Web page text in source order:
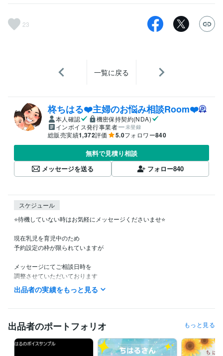
23
一覧に戻る
柊ちはる❤️主婦のお悩み相談Room❤️
本人確認
機密保持契約(NDA)
インボイス発行事業者
未登録
総販売実績1,372評価 5.0フォロワー840
無料で見積り相談
メッセージを送る
フォロー840
スケジュール
⭐️待機していない時はお気軽にメッセージくださいませ⭐️
現在乳児を育児中のため
予約設定の枠が限られていますが
メッセージにてご相談日時を
調整させていただいております
お気軽にメッセージくださいませ(^^)
⭐️すぐ話されたい方は
ブルーの【今すぐ電話】ボタンを
押してくださいませ♪
出品者の実績をもっと見る
出品者のポートフォリオ もっと見る